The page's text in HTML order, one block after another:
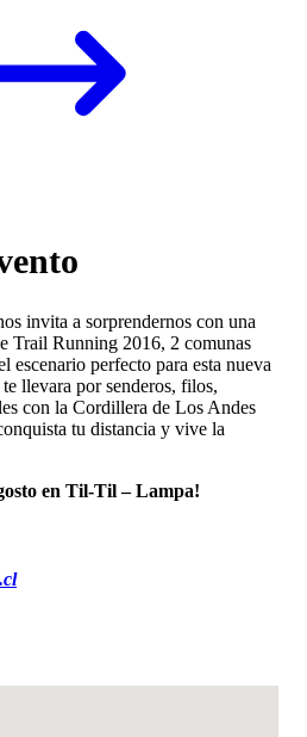
invita a sorprendernos con una
Trail Running 2016, 2 comunas
escenario perfecto para esta nueva
llevara por senderos, filos,
con la Cordillera de Los Andes
tu distancia y vive la
en Til-Til – Lampa!